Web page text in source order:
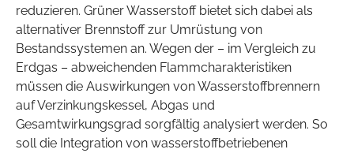
reduzieren. Grüner Wasserstoff bietet sich dabei als
alternativer Brennstoff zur Umrüstung von
Bestandssystemen an. Wegen der – im Vergleich zu
Erdgas – abweichenden Flammcharakteristiken
müssen die Auswirkungen von Wasserstoffbrennern
auf Verzinkungskessel, Abgas und
Gesamtwirkungsgrad sorgfältig analysiert werden. So
soll die Integration von wasserstoffbetriebenen